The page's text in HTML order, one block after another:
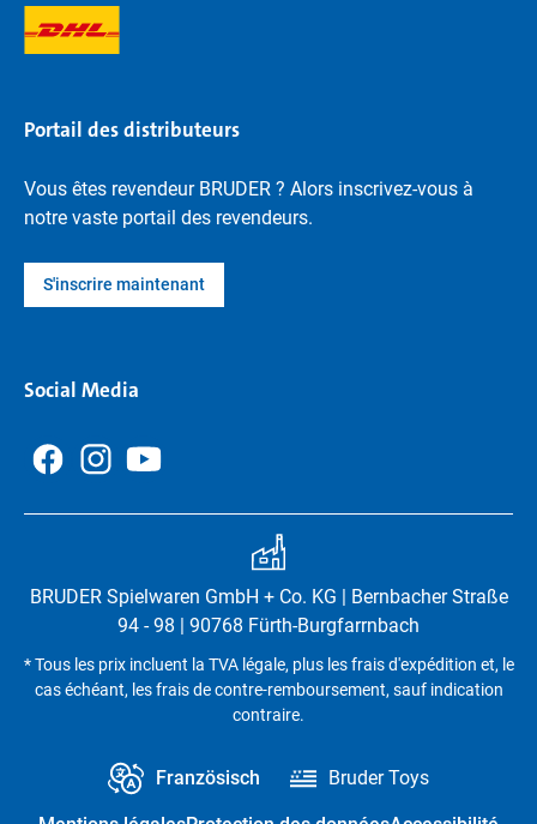
Portail des distributeurs
Vous êtes revendeur BRUDER ? Alors inscrivez-vous à
notre vaste portail des revendeurs.
S'inscrire maintenant
Social Media
BRUDER Spielwaren GmbH + Co. KG | Bernbacher Straße
94 - 98 | 90768 Fürth-Burgfarrnbach
* Tous les prix incluent la TVA légale, plus les frais d'expédition et, le
cas échéant, les frais de contre-remboursement, sauf indication
contraire.
Französisch Bruder Toys